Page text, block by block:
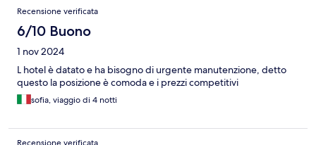
Recensione verificata
6/10 Buono
1 nov 2024
L hotel è datato e ha bisogno di urgente manutenzione, detto
questo la posizione è comoda e i prezzi competitivi
sofia, viaggio di 4 notti